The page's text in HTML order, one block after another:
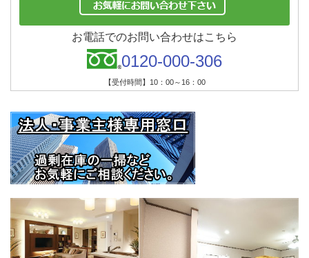
お電話でのお問い合わせはこちら
0120-000-306
【受付時間】10：00～16：00